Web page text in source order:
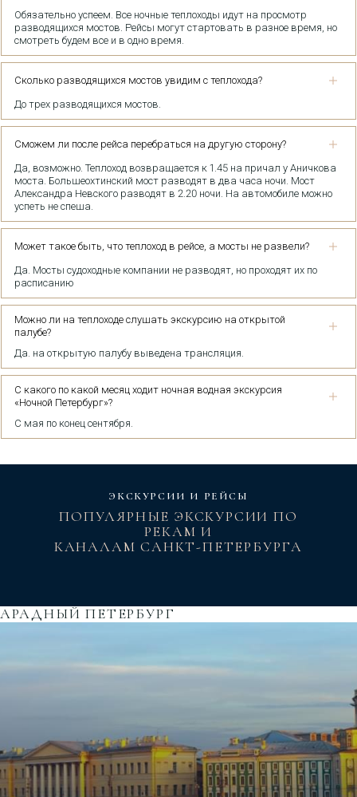
Обязательно успеем. Все ночные теплоходы идут на просмотр
разводящихся мостов. Рейсы могут стартовать в разное время, но
смотреть будем все и в одно время.
Сколько разводящихся мостов увидим с теплохода?
До трех разводящихся мостов.
Сможем ли после рейса перебраться на другую сторону?
Да, возможно. Теплоход возвращается к 1.45 на причал у Аничкова
моста. Большеохтинский мост разводят в два часа ночи. Мост
Александра Невского разводят в 2.20 ночи. На автомобиле можно
успеть не спеша.
Может такое быть, что теплоход в рейсе, а мосты не развели?
Да. Мосты судоходные компании не разводят, но проходят их по
расписанию
Можно ли на теплоходе слушать экскурсию на открытой
палубе?
Да. на открытую палубу выведена трансляция.
С какого по какой месяц ходит ночная водная экскурсия
«Ночной Петербург»?
С мая по конец сентября.
ЭКСКУРСИИ И РЕЙСЫ
ПОПУЛЯРНЫЕ ЭКСКУРСИИ ПО
РЕКАМ И
КАНАЛАМ САНКТ-ПЕТЕРБУРГА
ПЕТЕРБУРГ